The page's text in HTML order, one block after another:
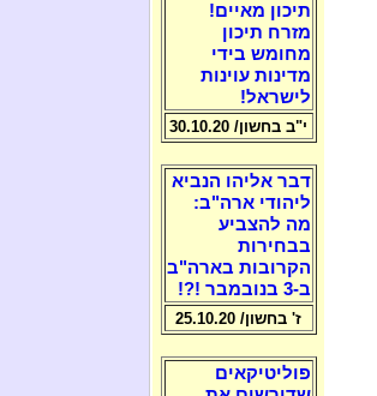
תיכון מאיים!
מזרח תיכון
מחומש בידי
מדינות עוינות
לישראל!
י"ב בחשון/ 30.10.20
דבר אליהו הנביא
ליהודי ארה"ב:
מה להצביע
בבחירות
הקרובות בארה"ב
ב-3 בנובמבר !?!
ז' בחשון/ 25.10.20
פוליטיקאים